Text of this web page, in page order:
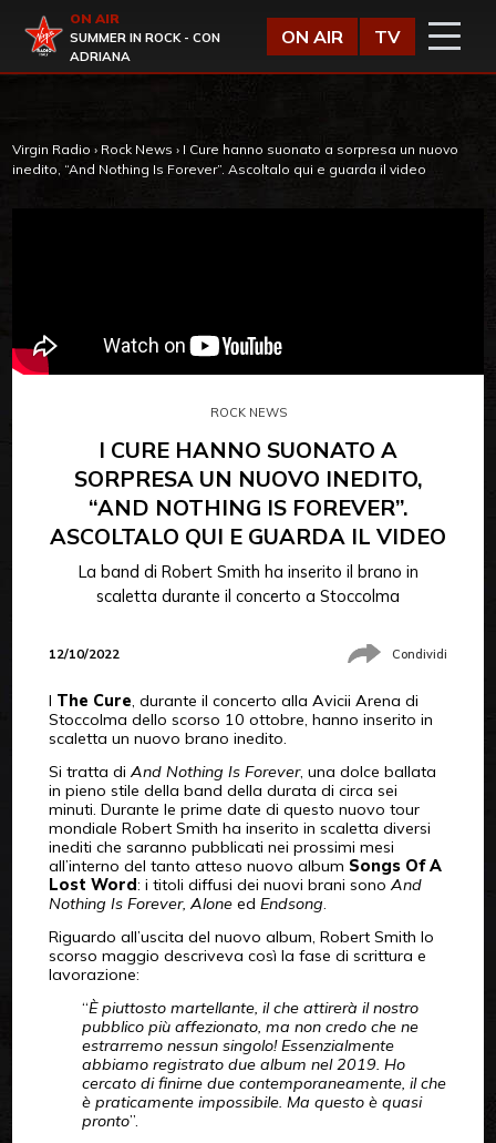
Virgin Radio
ON AIR
SUMMER IN ROCK - CON
ADRIANA
ON AIR TV
Virgin Radio › Rock News › I Cure hanno suonato a sorpresa un nuovo
inedito, “And Nothing Is Forever”. Ascoltalo qui e guarda il video
ROCK NEWS
I CURE HANNO SUONATO A
SORPRESA UN NUOVO INEDITO,
“AND NOTHING IS FOREVER”.
ASCOLTALO QUI E GUARDA IL VIDEO
La band di Robert Smith ha inserito il brano in
scaletta durante il concerto a Stoccolma
12/10/2022 Condividi
I The Cure, durante il concerto alla Avicii Arena di
Stoccolma dello scorso 10 ottobre, hanno inserito in
scaletta un nuovo brano inedito.
Si tratta di And Nothing Is Forever, una dolce ballata
in pieno stile della band della durata di circa sei
minuti. Durante le prime date di questo nuovo tour
mondiale Robert Smith ha inserito in scaletta diversi
inediti che saranno pubblicati nei prossimi mesi
all’interno del tanto atteso nuovo album Songs Of A
Lost Word: i titoli diffusi dei nuovi brani sono And
Nothing Is Forever, Aloneed Endsong.
Riguardo all’uscita del nuovo album, Robert Smith lo
scorso maggio descriveva così la fase di scrittura e
lavorazione:
“È piuttosto martellante, il che attirerà il nostro
pubblico più affezionato, ma non credo che ne
estrarremo nessun singolo! Essenzialmente
abbiamo registrato due album nel 2019. Ho
cercato di finirne due contemporaneamente, il che
è praticamente impossibile. Ma questo è quasi
pronto”.